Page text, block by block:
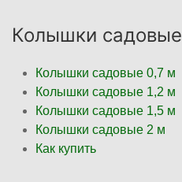
Колышки садовые
Колышки садовые 0,7 м
Колышки садовые 1,2 м
Колышки садовые 1,5 м
Колышки садовые 2 м
Как купить